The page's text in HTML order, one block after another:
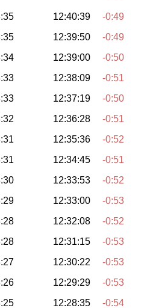
12:40:39
-0:49
12:39:50
-0:49
12:39:00
-0:50
12:38:09
-0:51
12:37:19
-0:50
12:36:28
-0:51
12:35:36
-0:52
12:34:45
-0:51
12:33:53
-0:52
12:33:00
-0:53
12:32:08
-0:52
12:31:15
-0:53
12:30:22
-0:53
12:29:29
-0:53
12:28:35 -0:54